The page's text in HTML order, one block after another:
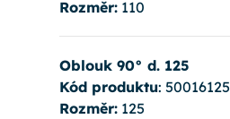
Rozměr:110
Oblouk 90° d. 125
Kód produktu: 50016125
Rozměr:125